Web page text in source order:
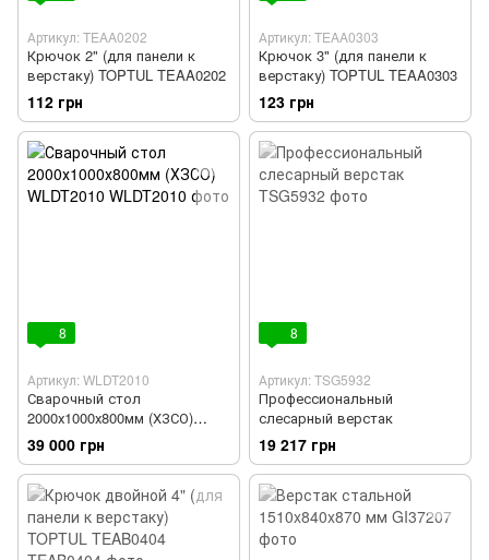
Артикул: TEAA0202
Крючок 2" (для панели к
верстаку) TOPTUL TEAA0202
112 грн
Артикул: TEAA0303
Крючок 3" (для панели к
верстаку) TOPTUL TEAA0303
123 грн
8
Артикул: WLDT2010
Сварочный стол
2000х1000х800мм (ХЗСО)
WLDT2010
39 000 грн
8
Артикул: TSG5932
Профессиональный
слесарный верстак
19 217 грн